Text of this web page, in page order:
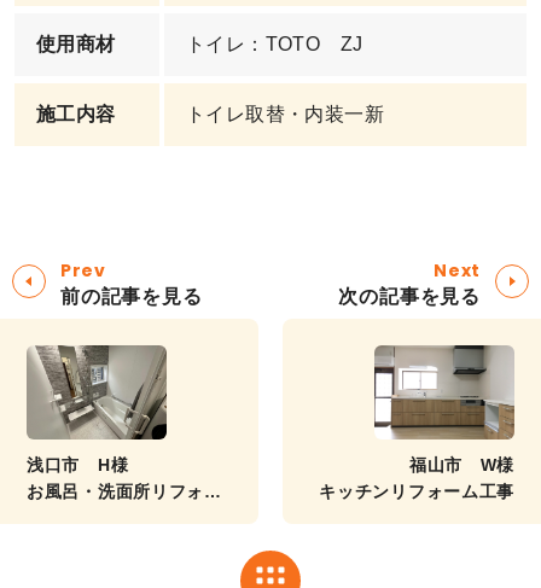
使用商材 トイレ：TOTO ZJ
施工内容 トイレ取替・内装一新
Prev
前の記事を見る
浅口市 H様
お風呂・洗面所リフォー
Next
次の記事を見る
福山市 W様
キッチンリフォーム工事